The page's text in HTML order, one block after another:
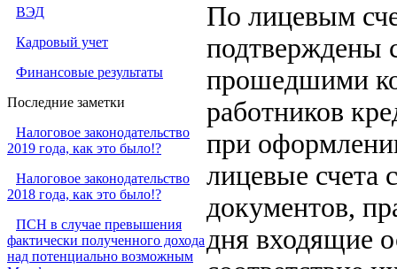
ВЭД
Кадровый учет
Финансовые результаты
Последние заметки
Налоговое законодательство
2019 года, как это было!?
Налоговое законодательство
2018 года, как это было!?
ПСН в случае превышения
фактически полученного дохода
над потенциально возможным
По лицевым
подтверждены
прошедшими
работников
при
лицевые счета
документов,
дня входящие